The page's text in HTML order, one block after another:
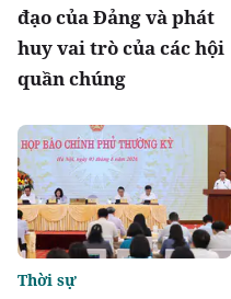
đạo của Đảng và phát
huy vai trò của các hội
quần chúng
Thời sự